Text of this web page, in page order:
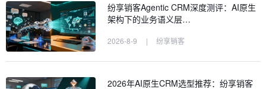
纷享销客Agentic CRM深度测评：AI原生
架构下的业务语义层…
2026-8-9 | 纷享销客
2026年AI原生CRM选型推荐：纷享销客